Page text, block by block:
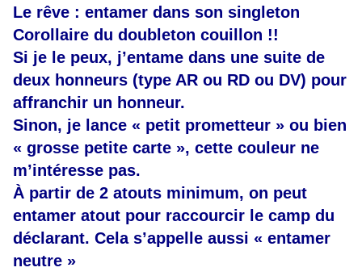
Le rêve : entamer dans son singleton
Corollaire du doubleton couillon !!
Si je le peux, j’entame dans une suite de
deux honneurs (type AR ou RD ou DV) pour
affranchir un honneur.
Sinon, je lance « petit prometteur » ou bien
« grosse petite carte », cette couleur ne
m’intéresse pas.
À partir de 2 atouts minimum, on peut
entamer atout pour raccourcir le camp du
déclarant. Cela s’appelle aussi « entamer
neutre »